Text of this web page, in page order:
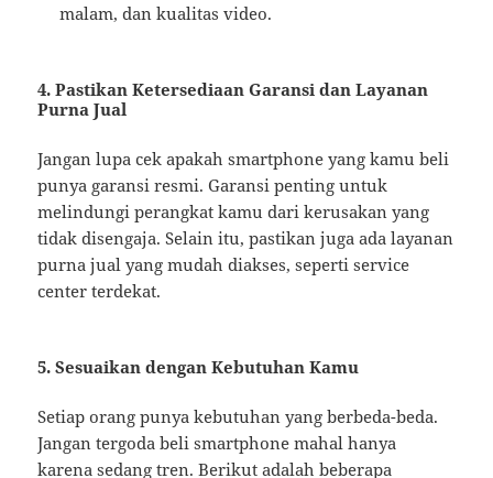
malam, dan kualitas video.
4. Pastikan Ketersediaan Garansi dan Layanan
Purna Jual
Jangan lupa cek apakah smartphone yang kamu beli
punya garansi resmi. Garansi penting untuk
melindungi perangkat kamu dari kerusakan yang
tidak disengaja. Selain itu, pastikan juga ada layanan
purna jual yang mudah diakses, seperti service
center terdekat.
5. Sesuaikan dengan Kebutuhan Kamu
Setiap orang punya kebutuhan yang berbeda-beda.
Jangan tergoda beli smartphone mahal hanya
karena sedang tren. Berikut adalah beberapa